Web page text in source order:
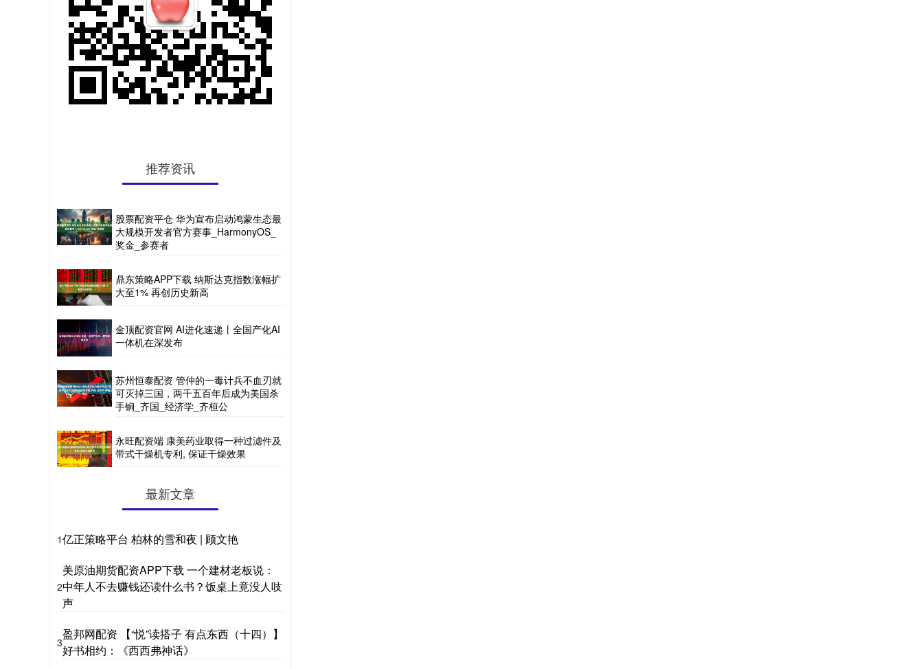
推荐资讯
股票配资平仓 华为宣布启动鸿蒙生态最
大规模开发者官方赛事_HarmonyOS_
奖金_参赛者
鼎东策略APP下载 纳斯达克指数涨幅扩
大至1% 再创历史新高
金顶配资官网 AI进化速递丨全国产化AI
一体机在深发布
苏州恒泰配资 管仲的一毒计兵不血刃就
可灭掉三国，两千五百年后成为美国杀
手锏_齐国_经济学_齐桓公
永旺配资端 康美药业取得一种过滤件及
带式干燥机专利, 保证干燥效果
最新文章
1亿正策略平台 柏林的雪和夜 | 顾文艳
2
美原油期货配资APP下载 一个建材老板说：
中年人不去赚钱还读什么书？饭桌上竟没人吱
声
3
盈邦网配资 【“悦”读搭子 有点东西（十四）】
好书相约：《西西弗神话》